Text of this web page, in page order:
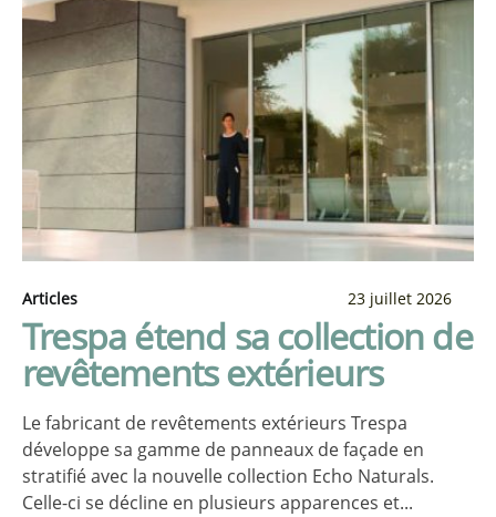
Articles 23 juillet 2026
Trespa étend sa collection de
revêtements extérieurs
Le fabricant de revêtements extérieurs Trespa
développe sa gamme de panneaux de façade en
stratifié avec la nouvelle collection Echo Naturals.
Celle-ci se décline en plusieurs apparences et...